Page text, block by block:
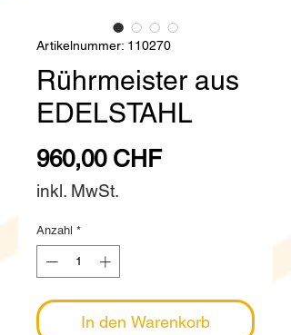
Artikelnummer: 110270
Rührmeister aus
EDELSTAHL
960,00 CHFPreis
inkl. MwSt.
Anzahl *
In den Warenkorb